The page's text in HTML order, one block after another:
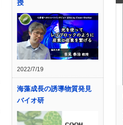
授
2022/7/19
海藻成長の誘導物質発見
バイオ研